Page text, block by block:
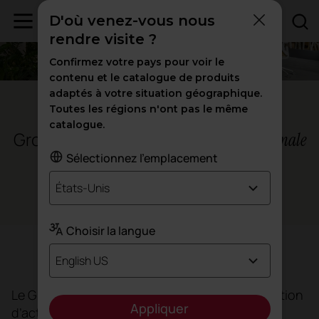
Barcelone - Espagne
Groupe Guijarrón, une efficacité maximale
dans l'espace de travail
Le Groupe Guijarrón, spécialisé dans l’exploitation
d’activités de restauration, la promotion
D'où venez-vous nous
rendre visite ?
Confirmez votre pays pour voir le
contenu et le catalogue de produits
adaptés à votre situation géographique.
Toutes les régions n'ont pas le même
catalogue.
Sélectionnez l'emplacement
États-Unis
Choisir la langue
English US
Appliquer